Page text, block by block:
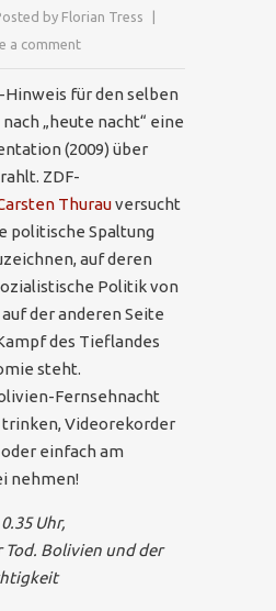
by Florian Tress
a comment
Hinweis für den selben
nach „heute nacht“ eine
(2009) über
ZDF-
Thurauversucht
politische Spaltung
auf deren
Politik von
der anderen Seite
des Tieflandes
steht.
Fernsehnacht
Videorekorder
einfach am
nehmen!
Uhr,
Tod. Bolivien und der